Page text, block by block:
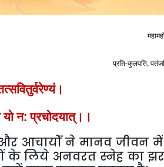
प्रति-कुलपति,
यो न: प्रचोदयात्।।
आचार्यों ने मानव जीवन
के लिये अनवरत स्नेह का